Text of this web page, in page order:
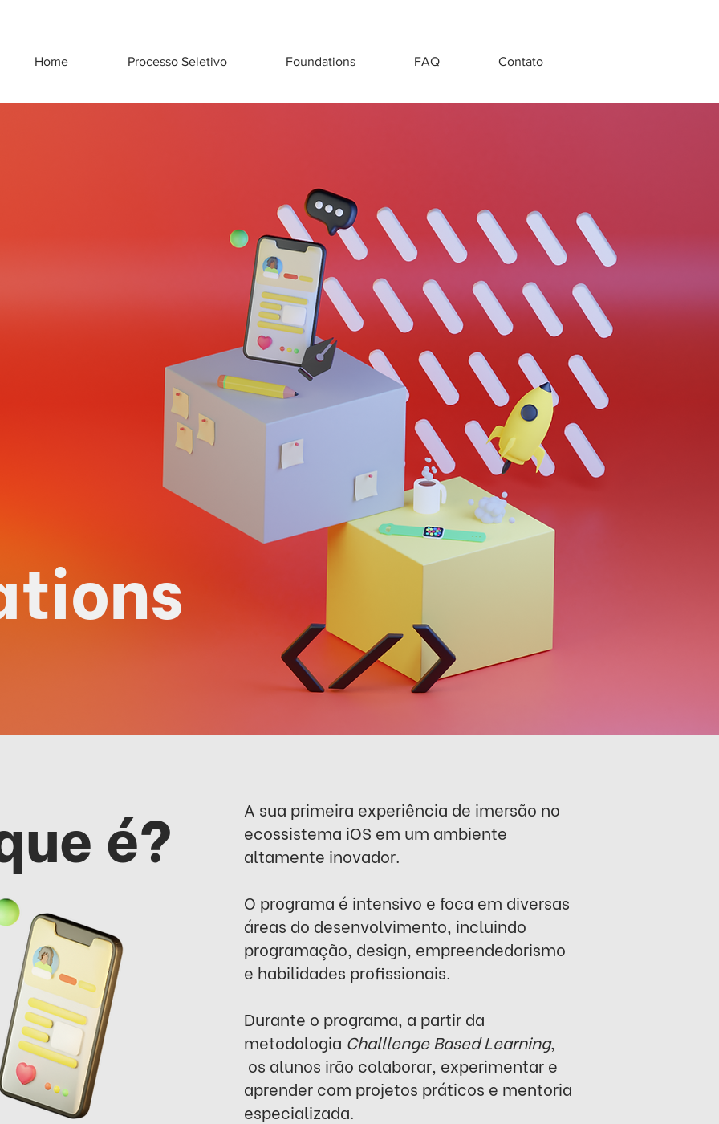
Home Processo Seletivo Foundations FAQ Contato
é?
A sua primeira experiência de imersão no
ecossistema iOS em um ambiente
altamente inovador.
O programa é intensivo e foca em diversas
áreas do desenvolvimento, incluindo
programação, design, empreendedorismo
e habilidades profissionais.
Durante o programa, a partir da
metodologia Challlenge Based Learning,
os alunos irão colaborar, experimentar e
aprender com projetos práticos e mentoria
especializada.